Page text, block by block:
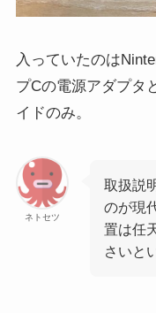
入っていたのは
プCの電源アダプタ
イドのみ。
ネトセツ
取扱説
のが現
置は任
さいと